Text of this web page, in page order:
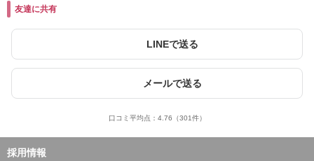
友達に共有
LINEで送る
メールで送る
口コミ平均点： 4.76 （301件）
採用情報